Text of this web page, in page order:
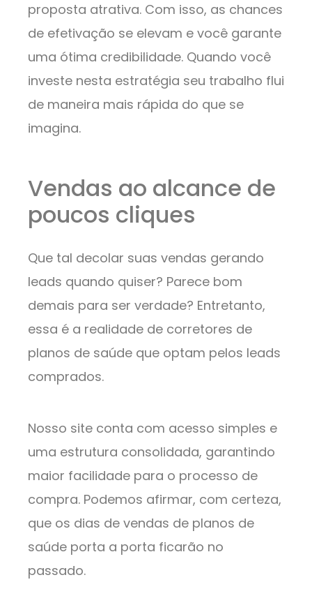
proposta atrativa. Com isso, as chances
de efetivação se elevam e você garante
uma ótima credibilidade. Quando você
investe nesta estratégia seu trabalho flui
de maneira mais rápida do que se
imagina.
Vendas ao alcance de
poucos cliques
Que tal decolar suas vendas gerando
leads quando quiser? Parece bom
demais para ser verdade? Entretanto,
essa é a realidade de corretores de
planos de saúde que optam pelos leads
comprados.
Nosso site conta com acesso simples e
uma estrutura consolidada, garantindo
maior facilidade para o processo de
compra. Podemos afirmar, com certeza,
que os dias de vendas de planos de
saúde porta a porta ficarão no
passado.